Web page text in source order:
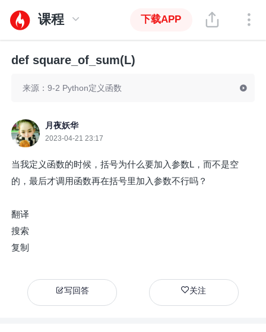
课程 下载APP
def square_of_sum(L)
来源：9-2 Python定义函数
月夜妖华
2023-04-21 23:17
当我定义函数的时候，括号为什么要加入参数L，而不是空
的，最后才调用函数再在括号里加入参数不行吗？
翻译
搜索
复制
写回答 关注